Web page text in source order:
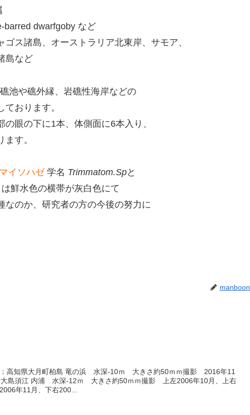
dwarfgoby など
ス諸島、オーストラリア北東岸、サモア、
など
池や礁外縁、岩礁性海岸などの
おります。
眼の下に1本、体側面に6本入り、
す。
イソハゼ学名 Trimmatom.Spと
は鮮水色の横帯が灰白色にて
なのか、研究者の方の今後の努力に
manboon
高知県大月町柏島 竜の浜 水深-10ｍ 大きさ約50ｍｍ撮影 2016年11
大島須江 内浦 水深-12ｍ 大きさ約50ｍｍ撮影 上左2006年10月、上右
年11月、下右200...